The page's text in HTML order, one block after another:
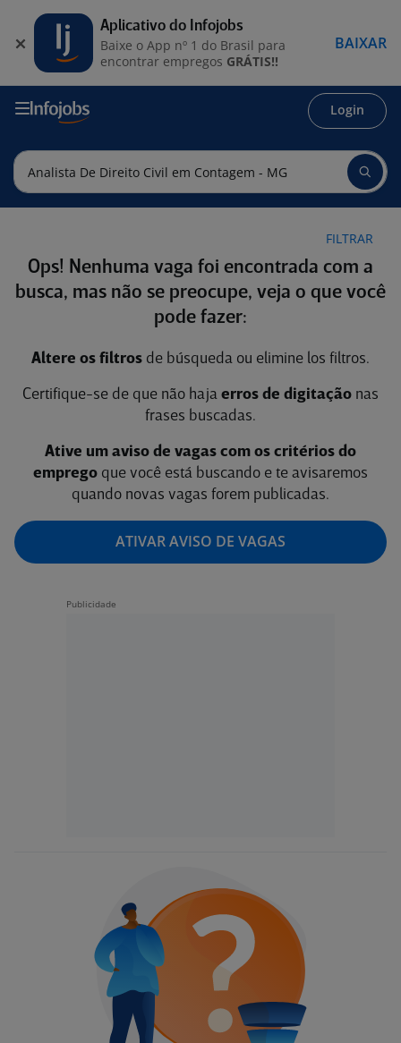
Login
FILTRAR
Ops! Nenhuma vaga foi encontrada com a
busca, mas não se preocupe, veja o que você
pode fazer:
Altere os filtros de búsqueda ou elimine los filtros.
Certifique-se de que não haja erros de digitação nas
frases buscadas.
Ative um aviso de vagas com os critérios do
emprego que você está buscando e te avisaremos
quando novas vagas forem publicadas.
ATIVAR AVISO DE VAGAS
Aplicativo do Infojobs
Baixe o App nº 1 do Brasil para
encontrar empregos GRÁTIS!!
BAIXAR